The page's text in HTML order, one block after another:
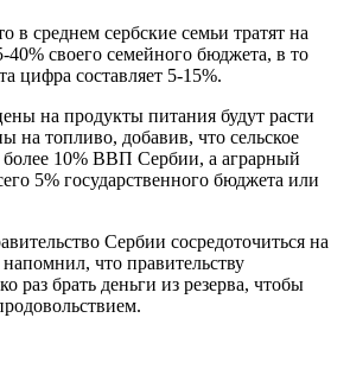
в среднем сербские семьи тратят на
своего семейного бюджета, в то
цифра составляет 5-15%.
на продукты питания будут расти
на топливо, добавив, что сельское
более 10% ВВП Сербии, а аграрный
5% государственного бюджета или
Сербии сосредоточиться на
напомнил, что правительству
раз брать деньги из резерва, чтобы